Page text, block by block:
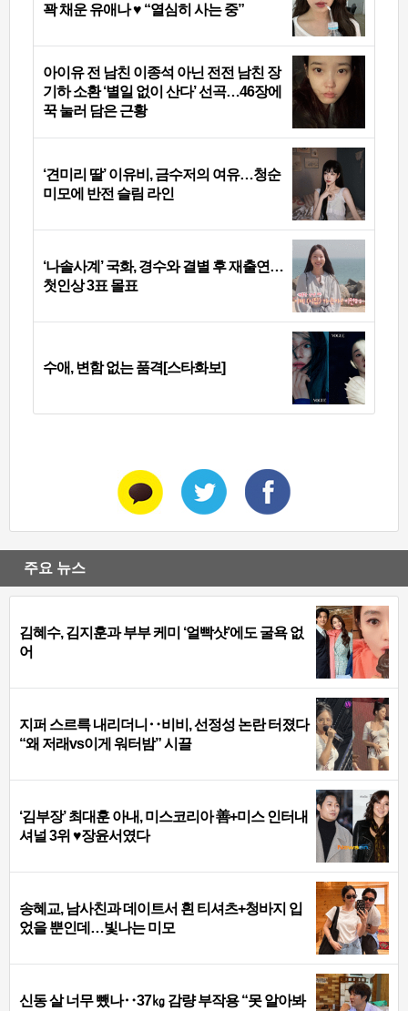
꽉 채운 유애나 ♥ “열심히 사는 중”
아이유 전 남친 이종석 아닌 전전 남친 장
기하 소환 ‘별일 없이 산다’ 선곡…46장에
꾹 눌러 담은 근황
‘견미리 딸’ 이유비, 금수저의 여유…청순
미모에 반전 슬림 라인
‘나솔사계’ 국화, 경수와 결별 후 재출연…
첫인상 3표 몰표
수애, 변함 없는 품격[스타화보]
주요 뉴스
김혜수, 김지훈과 부부 케미 ‘얼빡샷’에도 굴욕 없
어
지퍼 스르륵 내리더니‥비비, 선정성 논란 터졌다
“왜 저래vs이게 워터밤” 시끌
‘김부장’ 최대훈 아내, 미스코리아 善+미스 인터내
셔널 3위 ♥장윤서였다
송혜교, 남사친과 데이트서 흰 티셔츠+청바지 입
었을 뿐인데…빛나는 미모
신동 살 너무 뺐나‥37㎏ 감량 부작용 “못 알아봐